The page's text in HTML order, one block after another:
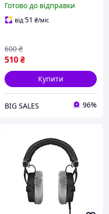
DT880 DT990 DT770pro
DT880pro DT990pro - Black
Готово до відправки
від51 ₴/міс
510₴
600 ₴
Купити
BIG SALES 96%